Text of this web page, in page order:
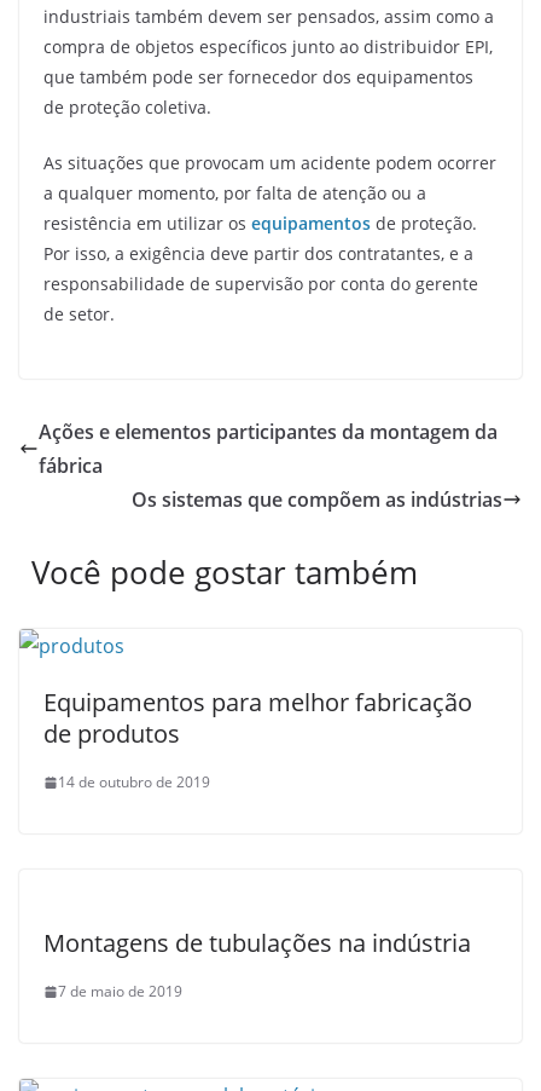
industriais também devem ser pensados, assim como a
compra de objetos específicos junto ao distribuidor EPI,
que também pode ser fornecedor dos equipamentos
de proteção coletiva.
As situações que provocam um acidente podem ocorrer
a qualquer momento, por falta de atenção ou a
resistência em utilizar os equipamentos de proteção.
Por isso, a exigência deve partir dos contratantes, e a
responsabilidade de supervisão por conta do gerente
de setor.
Ações e elementos participantes da montagem da
fábrica
Os sistemas que compõem as indústrias
Você pode gostar também
Equipamentos para melhor fabricação
de produtos
14 de outubro de 2019
Montagens de tubulações na indústria
7 de maio de 2019